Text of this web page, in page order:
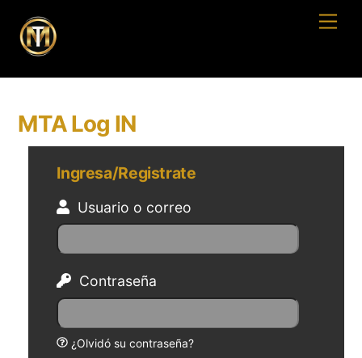
content
MTA Log IN
Ingresa/Registrate
Usuario o correo
Contraseña
¿Olvidó su contraseña?